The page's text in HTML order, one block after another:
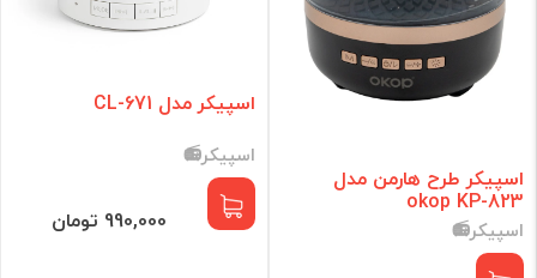
اسپیکر طرح هارمن مدل
okop KP-823
اسپیکر📻
اسپیکر مدل CL-671
اسپیکر📻
990,000 تومان